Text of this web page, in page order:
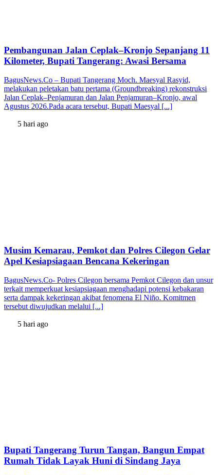
Pembangunan Jalan Ceplak–Kronjo Sepanjang 11
Kilometer, Bupati Tangerang: Awasi Bersama
BagusNews.Co – Bupati Tangerang Moch. Maesyal Rasyid,
melakukan peletakan batu pertama (Groundbreaking) rekonstruksi
Jalan Ceplak–Penjamuran dan Jalan Penjamuran–Kronjo, awal
Agustus 2026.Pada acara tersebut, Bupati Maesyal [...]
5 hari ago
Musim Kemarau, Pemkot dan Polres Cilegon Gelar
Apel Kesiapsiagaan Bencana Kekeringan
BagusNews.Co- Polres Cilegon bersama Pemkot Cilegon dan unsur
terkait memperkuat kesiapsiagaan menghadapi potensi kebakaran
serta dampak kekeringan akibat fenomena El Niño. Komitmen
tersebut diwujudkan melalui [...]
5 hari ago
Bupati Tangerang Turun Tangan, Bangun Empat
Rumah Tidak Layak Huni di Sindang Jaya